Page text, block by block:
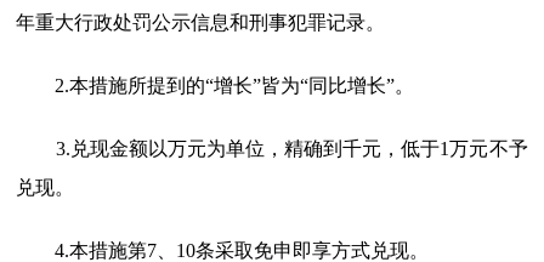
年重大行政处罚公示信息和刑事犯罪记录。
2.本措施所提到的“增长”皆为“同比增长”。
3.兑现金额以万元为单位，精确到千元，低于1万元不予
兑现。
4.本措施第7、10条采取免申即享方式兑现。